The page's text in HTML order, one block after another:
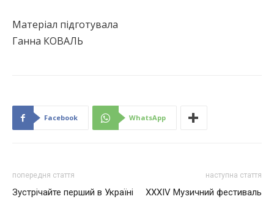
Матеріал підготувала
Ганна КОВАЛЬ
Facebook WhatsApp
попередня стаття
Зустрічайте перший в Україні
наступна стаття
ХХХІV Музичний фестиваль